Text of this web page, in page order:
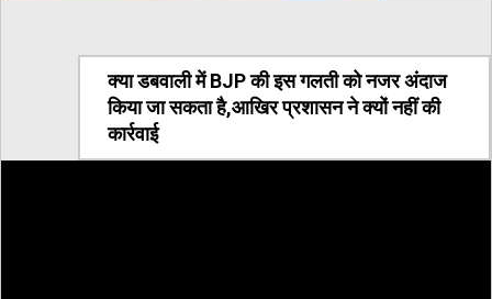
क्या डबवाली में BJP की इस गलती को नजर अंदाज
किया जा सकता है,आखिर प्रशासन ने क्यों नहीं की
कार्रवाई